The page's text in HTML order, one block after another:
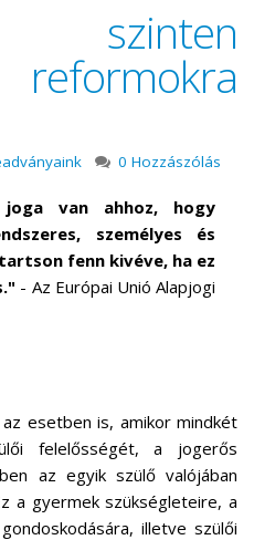
szinten
0 Hozzászólás
joga van ahhoz, hogy
személyes és
fenn kivéve, ha ez
- Az Európai Unió Alapjogi
esetben is, amikor mindkét
felelősségét, a jogerős
az egyik szülő valójában
a gyermek szükségleteire, a
illetve szülői